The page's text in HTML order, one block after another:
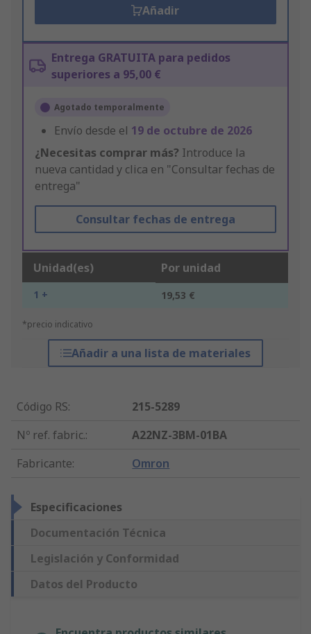
Añadir
Entrega GRATUITA para pedidos
superiores a 95,00 €
Agotado temporalmente
Envío desde el 19 de octubre de 2026
¿Necesitas comprar más? Introduce la
nueva cantidad y clica en "Consultar fechas de
entrega"
Consultar fechas de entrega
Unidad(es) Por unidad
1 + 19,53 €
*precio indicativo
Añadir a una lista de materiales
Código RS:
215-5289
Nº ref. fabric.:
A22NZ-3BM-01BA
Fabricante: Omron
Especificaciones
Documentación Técnica
Legislación y Conformidad
Datos del Producto